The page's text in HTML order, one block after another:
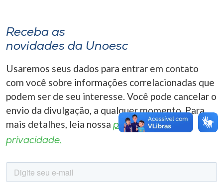
A+
Receba as
novidades da Unoesc
Usaremos seus dados para entrar em contato
com você sobre informações correlacionadas que
podem ser de seu interesse. Você pode cancelar o
envio da divulgação, a qualquer momento. Para
mais detalhes, leia nossa política de
privacidade.